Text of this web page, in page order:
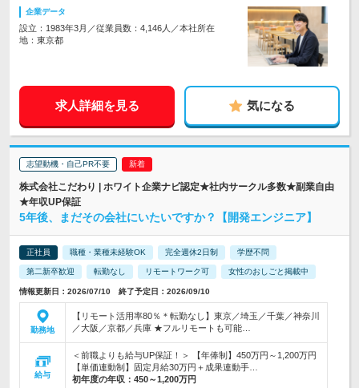
企業データ
設立：1983年3月／従業員数：4,146人／本社所在
地：東京都
求人詳細を見る 気になる
志望動機・自己PR不要
株式会社こだわり | ホワイト企業ナビ認定★社内サークル多数★副業自由
★年収UP保証
5年後、まだその会社にいたいですか？【開発エンジニア】
正社員 職種・業種未経験OK 完全週休2日制 学歴不問
第二新卒歓迎 転勤なし リモートワーク可 女性のおしごと掲載中
情報更新日：2026/07/10 終了予定日：2026/09/10
勤務地
【リモート活用率80％＊転勤なし】東京／埼玉／千葉／神奈川
／大阪／京都／兵庫 ★フルリモートも可能…
給与
＜前職よりも給与UP保証！＞ 【年俸制】450万円～1,200万円
【単価連動制】固定月給30万円＋成果連動手…
初年度の年収： 450～1,200万円